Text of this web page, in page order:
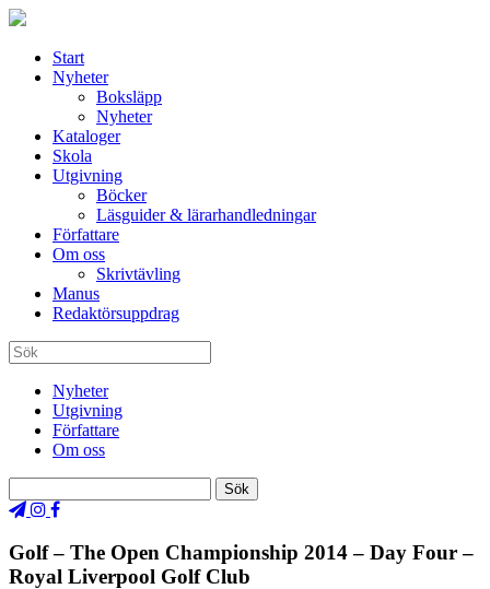
Start
Nyheter
Boksläpp
Nyheter
Kataloger
Skola
Utgivning
Böcker
Läsguider & lärarhandledningar
Författare
Om oss
Skrivtävling
Manus
Redaktörsuppdrag
Nyheter
Utgivning
Författare
Om oss
Golf – The Open Championship 2014 – Day Four –
Royal Liverpool Golf Club